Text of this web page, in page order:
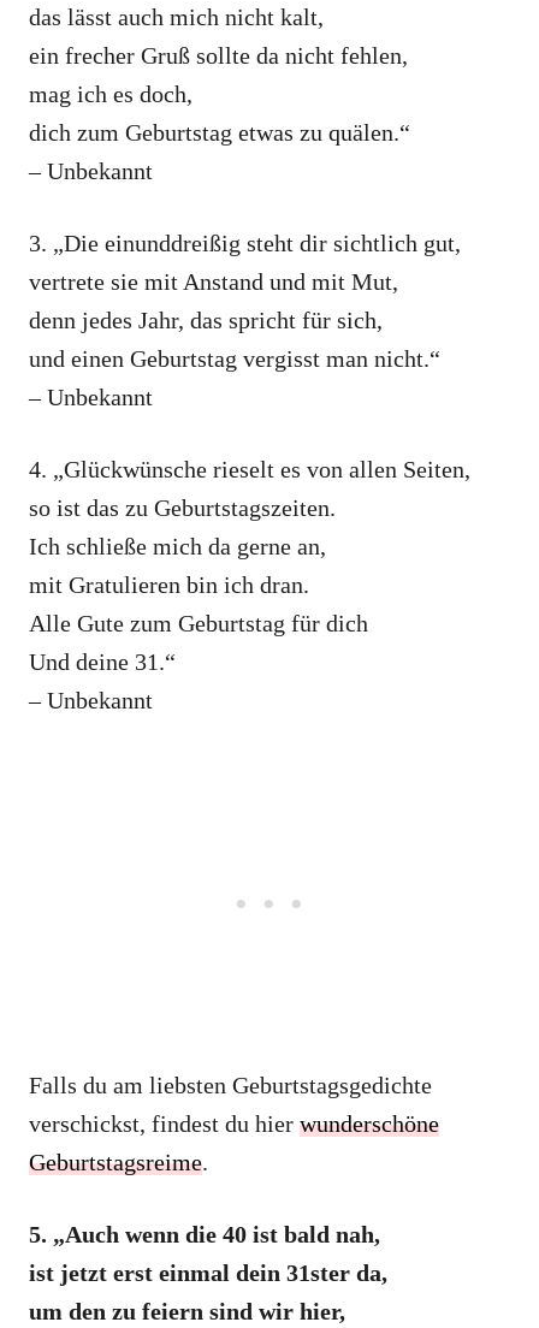
das lässt auch mich nicht kalt,
ein frecher Gruß sollte da nicht fehlen,
mag ich es doch,
dich zum Geburtstag etwas zu quälen.“
– Unbekannt
3. „Die einunddreißig steht dir sichtlich gut,
vertrete sie mit Anstand und mit Mut,
denn jedes Jahr, das spricht für sich,
und einen Geburtstag vergisst man nicht.“
– Unbekannt
4. „Glückwünsche rieselt es von allen Seiten,
so ist das zu Geburtstagszeiten.
Ich schließe mich da gerne an,
mit Gratulieren bin ich dran.
Alle Gute zum Geburtstag für dich
Und deine 31.“
– Unbekannt
Falls du am liebsten Geburtstagsgedichte
verschickst, findest du hier wunderschöne
Geburtstagsreime.
5. „Auch wenn die 40 ist bald nah,
ist jetzt erst einmal dein 31ster da,
um den zu feiern sind wir hier,